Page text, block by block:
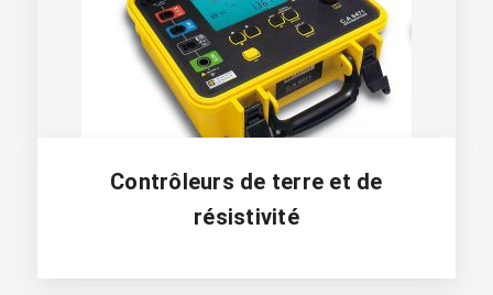
Contrôleurs de terre et de
résistivité